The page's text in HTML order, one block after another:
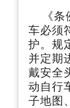
《
车必须
护。规
并定期
戴安全
动自行
子地图